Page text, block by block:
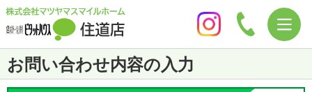
お問い合わせ内容の入力